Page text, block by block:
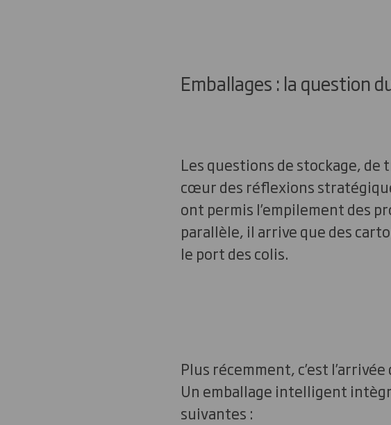
Emballages : la question
Les questions de stockage,
cœur des réflexions
ont permis l’empilement des
parallèle, il arrive que des
le port des colis.
Plus récemment, c’est
Un emballage intelligent
suivantes :